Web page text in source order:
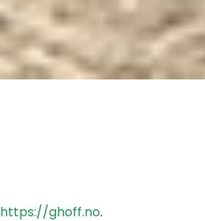
https://ghoff.no.